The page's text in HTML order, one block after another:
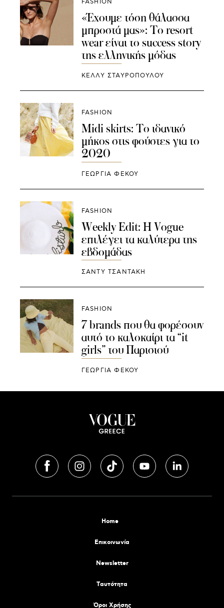
FASHION
«Έχουμε τόση θάλασσα
μπροστά μας»: Το resort
wear είναι το success story
της ελληνικής μόδας
ΚΕΛΛΥ ΣΤΑΥΡΟΠΟΥΛΟΥ
FASHION
Midi skirts: Το ιδανικό
μήκος στις φούστες για το
2020
ΓΕΩΡΓΙΑ ΦΕΚΟΥ
FASHION
Weekly Edit: H Vogue
επιλέγει τα καλύτερα της
εβδομάδας
ΣΑΝΤΥ ΤΣΑΝΤΑΚΗ
FASHION
7 brands που θα φορέσουν
αυτό το καλοκαίρι τα “it
girls” του Παρισιού
ΓΕΩΡΓΙΑ ΦΕΚΟΥ
Home
Επικοινωνία
Newsletter
Tαυτότητα
Όροι Χρήσης